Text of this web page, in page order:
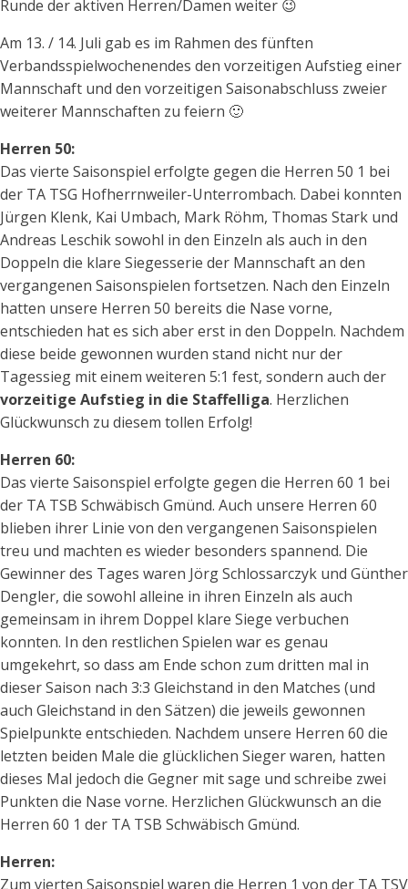
Runde der aktiven Herren/Damen weiter 😉
Am 13. / 14. Juli gab es im Rahmen des fünften
Verbandsspielwochenendes den vorzeitigen Aufstieg einer
Mannschaft und den vorzeitigen Saisonabschluss zweier
weiterer Mannschaften zu feiern 🙂
Herren 50:
Das vierte Saisonspiel erfolgte gegen die Herren 50 1 bei
der TA TSG Hofherrnweiler-Unterrombach. Dabei konnten
Jürgen Klenk, Kai Umbach, Mark Röhm, Thomas Stark und
Andreas Leschik sowohl in den Einzeln als auch in den
Doppeln die klare Siegesserie der Mannschaft an den
vergangenen Saisonspielen fortsetzen. Nach den Einzeln
hatten unsere Herren 50 bereits die Nase vorne,
entschieden hat es sich aber erst in den Doppeln. Nachdem
diese beide gewonnen wurden stand nicht nur der
Tagessieg mit einem weiteren 5:1 fest, sondern auch der
vorzeitige Aufstieg in die Staffelliga. Herzlichen
Glückwunsch zu diesem tollen Erfolg!
Herren 60:
Das vierte Saisonspiel erfolgte gegen die Herren 60 1 bei
der TA TSB Schwäbisch Gmünd. Auch unsere Herren 60
blieben ihrer Linie von den vergangenen Saisonspielen
treu und machten es wieder besonders spannend. Die
Gewinner des Tages waren Jörg Schlossarczyk und Günther
Dengler, die sowohl alleine in ihren Einzeln als auch
gemeinsam in ihrem Doppel klare Siege verbuchen
konnten. In den restlichen Spielen war es genau
umgekehrt, so dass am Ende schon zum dritten mal in
dieser Saison nach 3:3 Gleichstand in den Matches (und
auch Gleichstand in den Sätzen) die jeweils gewonnen
Spielpunkte entschieden. Nachdem unsere Herren 60 die
letzten beiden Male die glücklichen Sieger waren, hatten
dieses Mal jedoch die Gegner mit sage und schreibe zwei
Punkten die Nase vorne. Herzlichen Glückwunsch an die
Herren 60 1 der TA TSB Schwäbisch Gmünd.
Herren:
Zum vierten Saisonspiel waren die Herren 1 von der TA TSV